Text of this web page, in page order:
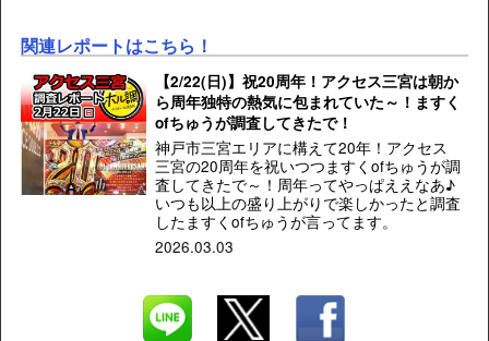
関連レポートはこちら！
【2/22(日)】祝20周年！アクセス三宮は朝か
ら周年独特の熱気に包まれていた～！ますく
ofちゅうが調査してきたで！
神戸市三宮エリアに構えて20年！アクセス
三宮の20周年を祝いつつますくofちゅうが調
査してきたで～！周年ってやっぱええなあ♪
いつも以上の盛り上がりで楽しかったと調査
したますくofちゅうが言ってます。
2026.03.03